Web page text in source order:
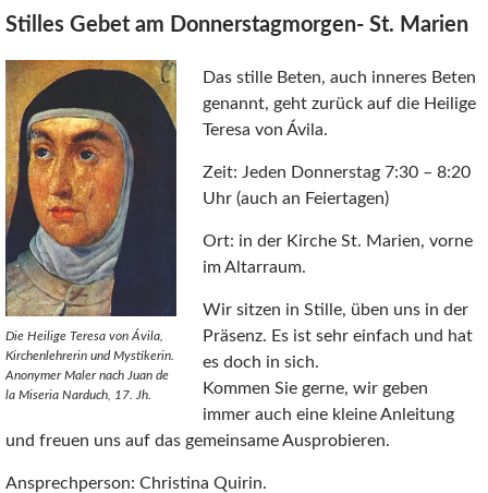
Stilles Gebet am Donnerstagmorgen- St. Marien
Die Heilige Teresa von Ávila,
Kirchenlehrerin und Mystikerin.
Anonymer Maler nach Juan de
la Miseria Narduch, 17. Jh.
Das stille Beten, auch inneres Beten
genannt, geht zurück auf die Heilige
Teresa von Ávila.
Zeit: Jeden Donnerstag 7:30 – 8:20
Uhr (auch an Feiertagen)
Ort: in der Kirche St. Marien, vorne
im Altarraum.
Wir sitzen in Stille, üben uns in der
Präsenz. Es ist sehr einfach und hat
es doch in sich.
Kommen Sie gerne, wir geben
immer auch eine kleine Anleitung
und freuen uns auf das gemeinsame Ausprobieren.
Ansprechperson: Christina Quirin.